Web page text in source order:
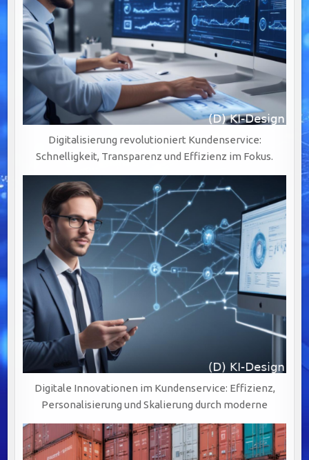
Digitalisierung revolutioniert Kundenservice:
Schnelligkeit, Transparenz und Effizienz im Fokus.
Digitale Innovationen im Kundenservice: Effizienz,
Personalisierung und Skalierung durch moderne